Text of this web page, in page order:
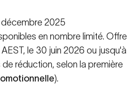
décembre 2025
en nombre limité. Offre
le 30 juin 2026 ou jusqu'à
réduction, selon la première
).